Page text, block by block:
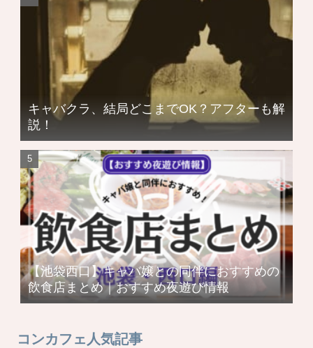
キャバクラ、結局どこまでOK？アフターも解
説！
【池袋西口】キャバ嬢との同伴におすすめの
飲食店まとめ｜おすすめ夜遊び情報
コンカフェ人気記事